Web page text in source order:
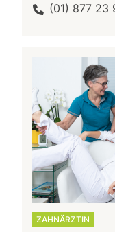
(01) 877 23
ZAHNÄRZTIN